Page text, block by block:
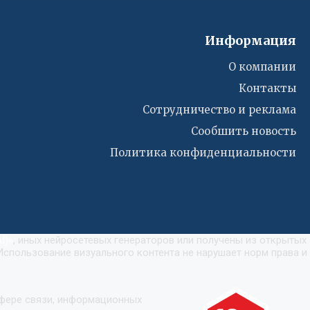
Информация
О компании
Контакты
Сотрудничество и реклама
Сообшить новость
Политика конфиденциальности
, иных нейросетевых генераторов или получены из открытых
визуального контента не нарушает норм права и
связи, информационных